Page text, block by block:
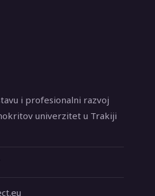
i profesionalni razvoj
univerzitet u Trakiji